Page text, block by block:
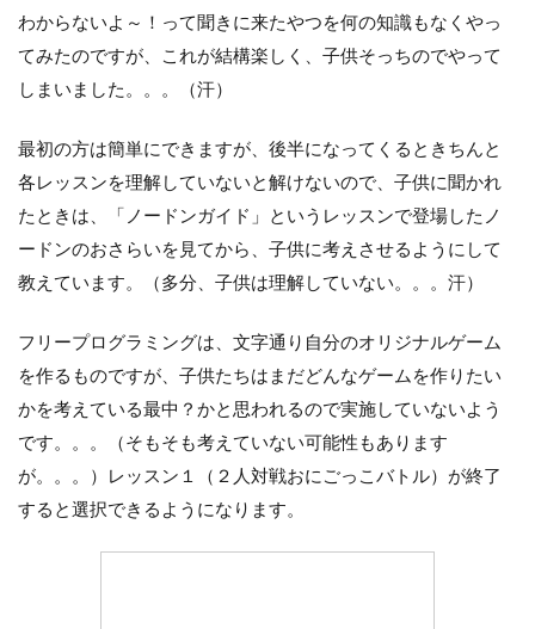
わからないよ～！って聞きに来たやつを何の知識もなくやっ
てみたのですが、これが結構楽しく、子供そっちのでやって
しまいました。。。（汗）
最初の方は簡単にできますが、後半になってくるときちんと
各レッスンを理解していないと解けないので、子供に聞かれ
たときは、「ノードンガイド」というレッスンで登場したノ
ードンのおさらいを見てから、子供に考えさせるようにして
教えています。（多分、子供は理解していない。。。汗）
フリープログラミングは、文字通り自分のオリジナルゲーム
を作るものですが、子供たちはまだどんなゲームを作りたい
かを考えている最中？かと思われるので実施していないよう
です。。。（そもそも考えていない可能性もあります
が。。。）レッスン１（２人対戦おにごっこバトル）が終了
すると選択できるようになります。